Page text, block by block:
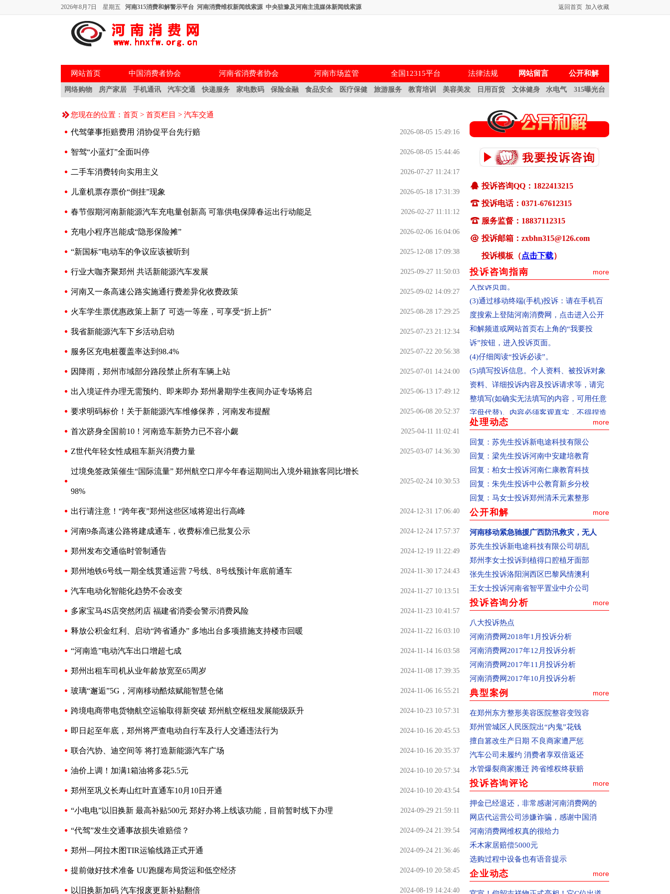
2026年8月7日 星期五 河南315消费和解警示平台 河南消费维权新闻线索源 中央驻豫及河南主流媒体新闻线索源 返回首页 加入收藏
网站首页 中国消费者协会 河南省消费者协会 河南市场监管 全国12315平台 法律法规 网站留言 公开和解
网络购物 房产家居 手机通讯 汽车交通 快递服务 家电数码 保险金融 食品安全 医疗保健 旅游服务 教育培训 美容美发 日用百货 文体健身 水电气 315曝光台
您现在的位置： 首页 > 首页栏目 > 汽车交通
代驾肇事拒赔费用 消协促平台先行赔 2026-08-05 15:49:16
智驾“小蓝灯”全面叫停 2026-08-05 15:44:46
二手车消费转向实用主义 2026-07-27 11:24:17
儿童机票存票价“倒挂”现象 2026-05-18 17:31:39
春节假期河南新能源汽车充电量创新高 可靠供电保障春运出行动能足 2026-02-27 11:11:12
充电小程序岂能成“隐形保险摊” 2026-02-06 16:04:06
“新国标”电动车的争议应该被听到 2025-12-08 17:09:38
行业大咖齐聚郑州 共话新能源汽车发展 2025-09-27 11:50:03
河南又一条高速公路实施通行费差异化收费政策 2025-09-02 14:09:27
火车学生票优惠政策上新了 ​可选一等座，可享受“折上折” 2025-08-28 17:29:25
我省新能源汽车下乡活动启动 2025-07-23 21:12:34
服务区充电桩覆盖率达到98.4% 2025-07-22 20:56:38
因降雨，郑州市域部分路段禁止所有车辆上站 2025-07-01 14:24:00
出入境证件办理无需预约、即来即办 郑州暑期学生夜间办证专场将启 2025-06-13 17:49:12
要求明码标价！关于新能源汽车维修保养，河南发布提醒 2025-06-08 20:52:37
首次跻身全国前10！河南造车新势力已不容小觑 2025-04-11 11:02:41
Z世代年轻女性成租车新兴消费力量 2025-03-07 14:36:30
过境免签政策催生“国际流量” 郑州航空口岸今年春运期间出入境外籍旅客同比增长
98%
2025-02-24 10:30:53
出行请注意！“跨年夜”郑州这些区域将迎出行高峰 2024-12-31 17:06:40
河南9条高速公路将建成通车，收费标准已批复公示 2024-12-24 17:57:37
郑州发布交通临时管制通告 2024-12-19 11:22:49
郑州地铁6号线一期全线贯通运营 7号线、8号线预计年底前通车 2024-11-30 17:24:43
汽车电动化智能化趋势不会改变 2024-11-27 10:13:51
多家宝马4S店突然闭店 福建省消委会警示消费风险 2024-11-23 10:41:57
释放公积金红利、启动“跨省通办” 多地出台多项措施支持楼市回暖 2024-11-22 16:03:10
“河南造”电动汽车出口增超七成 2024-11-14 16:03:58
郑州出租车司机从业年龄放宽至65周岁 2024-11-08 17:39:35
玻璃“邂逅”5G，河南移动酷炫赋能智慧仓储 2024-11-06 16:55:21
跨境电商带电货物航空运输取得新突破 郑州航空枢纽发展能级跃升 2024-10-23 10:57:31
即日起至年底，郑州将严查电动自行车及行人交通违法行为 2024-10-16 20:45:53
联合汽协、迪空间等 将打造新能源汽车广场 2024-10-16 20:35:37
油价上调！加满1箱油将多花5.5元 2024-10-10 20:57:34
郑州至巩义长寿山红叶直通车10月10日开通 2024-10-10 20:43:54
“小电电”以旧换新 最高补贴500元 郑好办将上线该功能，目前暂时线下办理 2024-09-29 21:59:11
“代驾”发生交通事故损失谁赔偿？ 2024-09-24 21:39:54
郑州—阿拉木图TIR运输线路正式开通 2024-09-24 21:36:46
提前做好技术准备 UU跑腿布局货运和低空经济 2024-09-10 20:58:45
以旧换新加码 汽车报废更新补贴翻倍 2024-08-19 14:24:40
投诉咨询QQ：1822413215
投诉电话：0371-67612315
服务监督：18837112315
投诉邮箱：zxbhn315@126.com
投诉模板（点击下载）
投诉咨询指南 more
一、如何投诉
(1)通过pc终端(电脑)和移动终端(手机)都可
(2)通过pc终端(电脑)投诉：确认您选择的
是中国消费者报主办的河南消费网
(www.hnxfw.org)，点击进入公开和解频道
或网站首页右上角的“我要投诉”按钮，进
入投诉页面。
(3)通过移动终端(手机)投诉：请在手机百
度搜索上登陆河南消费网，点击进入公开
和解频道或网站首页右上角的“我要投
诉”按钮，进入投诉页面。
(4)仔细阅读“投诉必读”。
(5)填写投诉信息。个人资料、被投诉对象
资料、详细投诉内容及投诉请求等，请完
整填写(如确实无法填写的内容，可用任意
字母代替)。内容必须客观真实，不得捏造
或歪曲事实，不得故意损害被投诉企业声
诉信息提交不成功)。
(6)提交投诉。点击页面下方“提交”按钮，
如果页面中间出现一个“你的资料已提交！
在审核中”的对话框，表示你的投诉已经提
交成功。(注：已提交的投诉信息不同步在
页面上显示)
二、投诉人联系方式的重要性
联系电话和电子邮箱是网站与您联系的重
要途径，请您在投诉时必须填写真实的，
而且是常用的联系电话和电子邮箱，以便
网站及时向您核实相关信息，反馈投诉处
理情况，或者便于中国消费者报记者开展
新闻调查。
三、如何查看投诉处理结果
1、进入“处理动态”按钮。
2、向本网在线咨询或者邮件咨询，邮箱地
址：zxbhn315@126.com
一、如何投诉
(1)通过pc终端(电脑)和移动终端(手机)都可
以向河南消费网适时投诉。
(2)通过pc终端(电脑)投诉：确认您选择的
是中国消费者报主办的河南消费网
(www.hnxfw.org)，点击进入公开和解频道
或网站首页右上角的“我要投诉”按钮，进
入投诉页面。
(3)通过移动终端(手机)投诉：请在手机百
度搜索上登陆河南消费网，点击进入公开
和解频道或网站首页右上角的“我要投
处理动态 more
回复： 苏先生投诉新电途科技有限公
回复： 梁先生投诉河南中安建培教育
回复： 柏女士投诉河南仁康教育科技
回复： 朱先生投诉中公教育新乡分校
回复： 马女士投诉郑州清禾元素整形
公开和解 more
河南移动紧急驰援广西防汛救灾，无人
苏先生投诉新电途科技有限公司胡乱
郑州李女士投诉到植得口腔植牙面部
张先生投诉洛阳涧西区巴黎风情澳利
王女士投诉河南省智平置业中介公司
投诉咨询分析 more
八大投诉热点
河南消费网2018年1月投诉分析
河南消费网2017年12月投诉分析
河南消费网2017年11月投诉分析
河南消费网2017年10月投诉分析
典型案例 more
在郑州东方整形美容医院整容变毁容
郑州管城区人民医院出“内鬼”花钱
擅自篡改生产日期 不良商家遭严惩
汽车公司未履约 消费者享双倍返还
水管爆裂商家搬迁 跨省维权终获赔
投诉咨询评论 more
押金已经退还，非常感谢河南消费网的
网店代运营公司涉嫌诈骗，感谢中国消
河南消费网维权真的很给力
禾木家居赔偿5000元
选购过程中设备也有语音提示
企业动态 more